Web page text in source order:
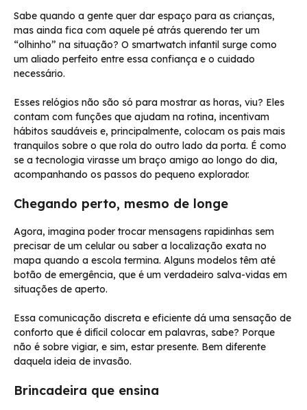
Sabe quando a gente quer dar espaço para as crianças,
mas ainda fica com aquele pé atrás querendo ter um
“olhinho” na situação? O smartwatch infantil surge como
um aliado perfeito entre essa confiança e o cuidado
necessário.
Esses relógios não são só para mostrar as horas, viu? Eles
contam com funções que ajudam na rotina, incentivam
hábitos saudáveis e, principalmente, colocam os pais mais
tranquilos sobre o que rola do outro lado da porta. É como
se a tecnologia virasse um braço amigo ao longo do dia,
acompanhando os passos do pequeno explorador.
Chegando perto, mesmo de longe
Agora, imagina poder trocar mensagens rapidinhas sem
precisar de um celular ou saber a localização exata no
mapa quando a escola termina. Alguns modelos têm até
botão de emergência, que é um verdadeiro salva-vidas em
situações de aperto.
Essa comunicação discreta e eficiente dá uma sensação de
conforto que é difícil colocar em palavras, sabe? Porque
não é sobre vigiar, e sim, estar presente. Bem diferente
daquela ideia de invasão.
Brincadeira que ensina